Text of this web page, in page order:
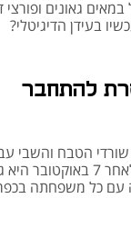
גאונים ופורצי
בעידן הדיגיטלי?
להתחבר
הטבח והשבי
כמה מכלי התקשורת המובילים בעולם. עשרה ימים לאחר 7
עם כל משפחתה